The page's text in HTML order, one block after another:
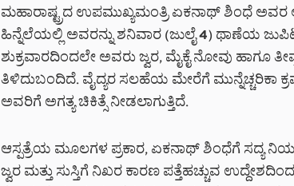
ಮಹಾರಾಷ್ಟ್ರದ ಉಪಮುಖ್ಯಮಂತ್ರಿ ಏಕನಾಥ್ ಶಿಂಧೆ ಅವರ
ಹಿನ್ನೆಲೆಯಲ್ಲಿ ಅವರನ್ನು ಶನಿವಾರ (ಜುಲೈ 4) ಥಾಣೆಯ
ಶುಕ್ರವಾರದಿಂದಲೇ ಅವರು ಜ್ವರ, ಮೈಕೈ ನೋವು ಹಾಗೂ
ತಿಳಿದುಬಂದಿದೆ. ವೈದ್ಯರ ಸಲಹೆಯ ಮೇರೆಗೆ ಮುನ್ನೆಚ್ಚರಿಕಾ
ಅವರಿಗೆ ಅಗತ್ಯ ಚಿಕಿತ್ಸೆ ನೀಡಲಾಗುತ್ತಿದೆ.
ಆಸ್ಪತ್ರೆಯ ಮೂಲಗಳ ಪ್ರಕಾರ, ಏಕನಾಥ್ ಶಿಂಧೆಗೆ ಸದ್ಯ
ಜ್ವರ ಮತ್ತು ಸುಸ್ತಿಗೆ ನಿಖರ ಕಾರಣ ಪತ್ತೆಹಚ್ಚುವ